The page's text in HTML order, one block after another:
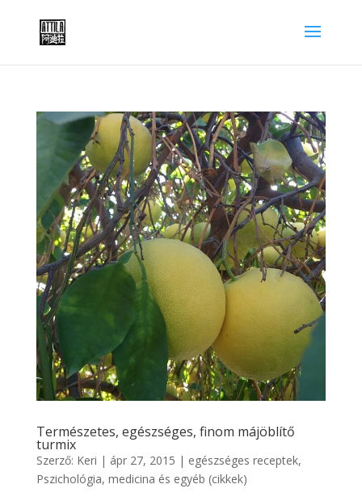
Természetes, egészséges, finom májöblítő
turmix
Szerző: Keri | ápr 27, 2015 | egészséges receptek,
Pszichológia, medicina és egyéb (cikkek)